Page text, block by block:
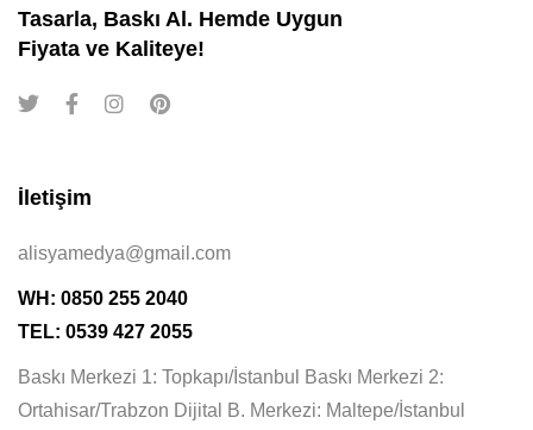
Tasarla, Baskı Al. Hemde Uygun
Fiyata ve Kaliteye!
İletişim
alisyamedya@gmail.com
WH: 0850 255 2040
TEL: 0539 427 2055
Baskı Merkezi 1: Topkapı/İstanbul Baskı Merkezi 2:
Ortahisar/Trabzon Dijital B. Merkezi: Maltepe/İstanbul